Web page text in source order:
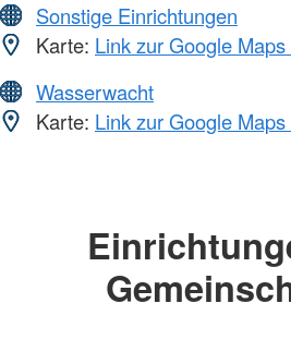
Sonstige Einrichtungen
Karte: Link zur Google
Wasserwacht
Karte: Link zur Google